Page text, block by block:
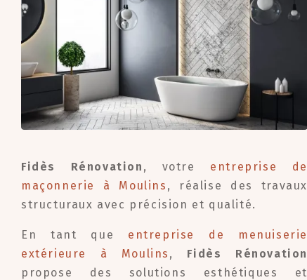
Fidès Rénovation , votre entreprise de
maçonnerie à Moulins , réalise des travaux
structuraux avec précision et qualité.
En tant que entreprise de menuiserie
extérieure à Moulins , Fidès Rénovation
propose des solutions esthétiques et